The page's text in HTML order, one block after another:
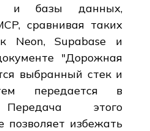
и базы данных,
сравнивая таких
Neon, Supabase и
"Дорожная
выбранный стек и
передается в
Передача этого
позволяет избежать